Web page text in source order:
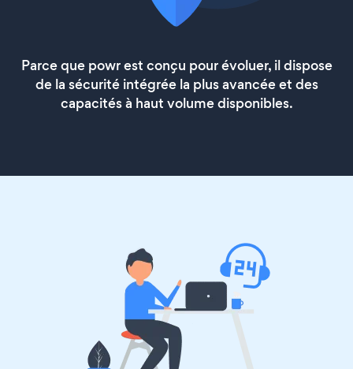
Parce que powr est conçu pour évoluer, il dispose
de la sécurité intégrée la plus avancée et des
capacités à haut volume disponibles.